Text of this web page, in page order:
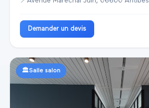
Demander un devis
🏛️Salle salon